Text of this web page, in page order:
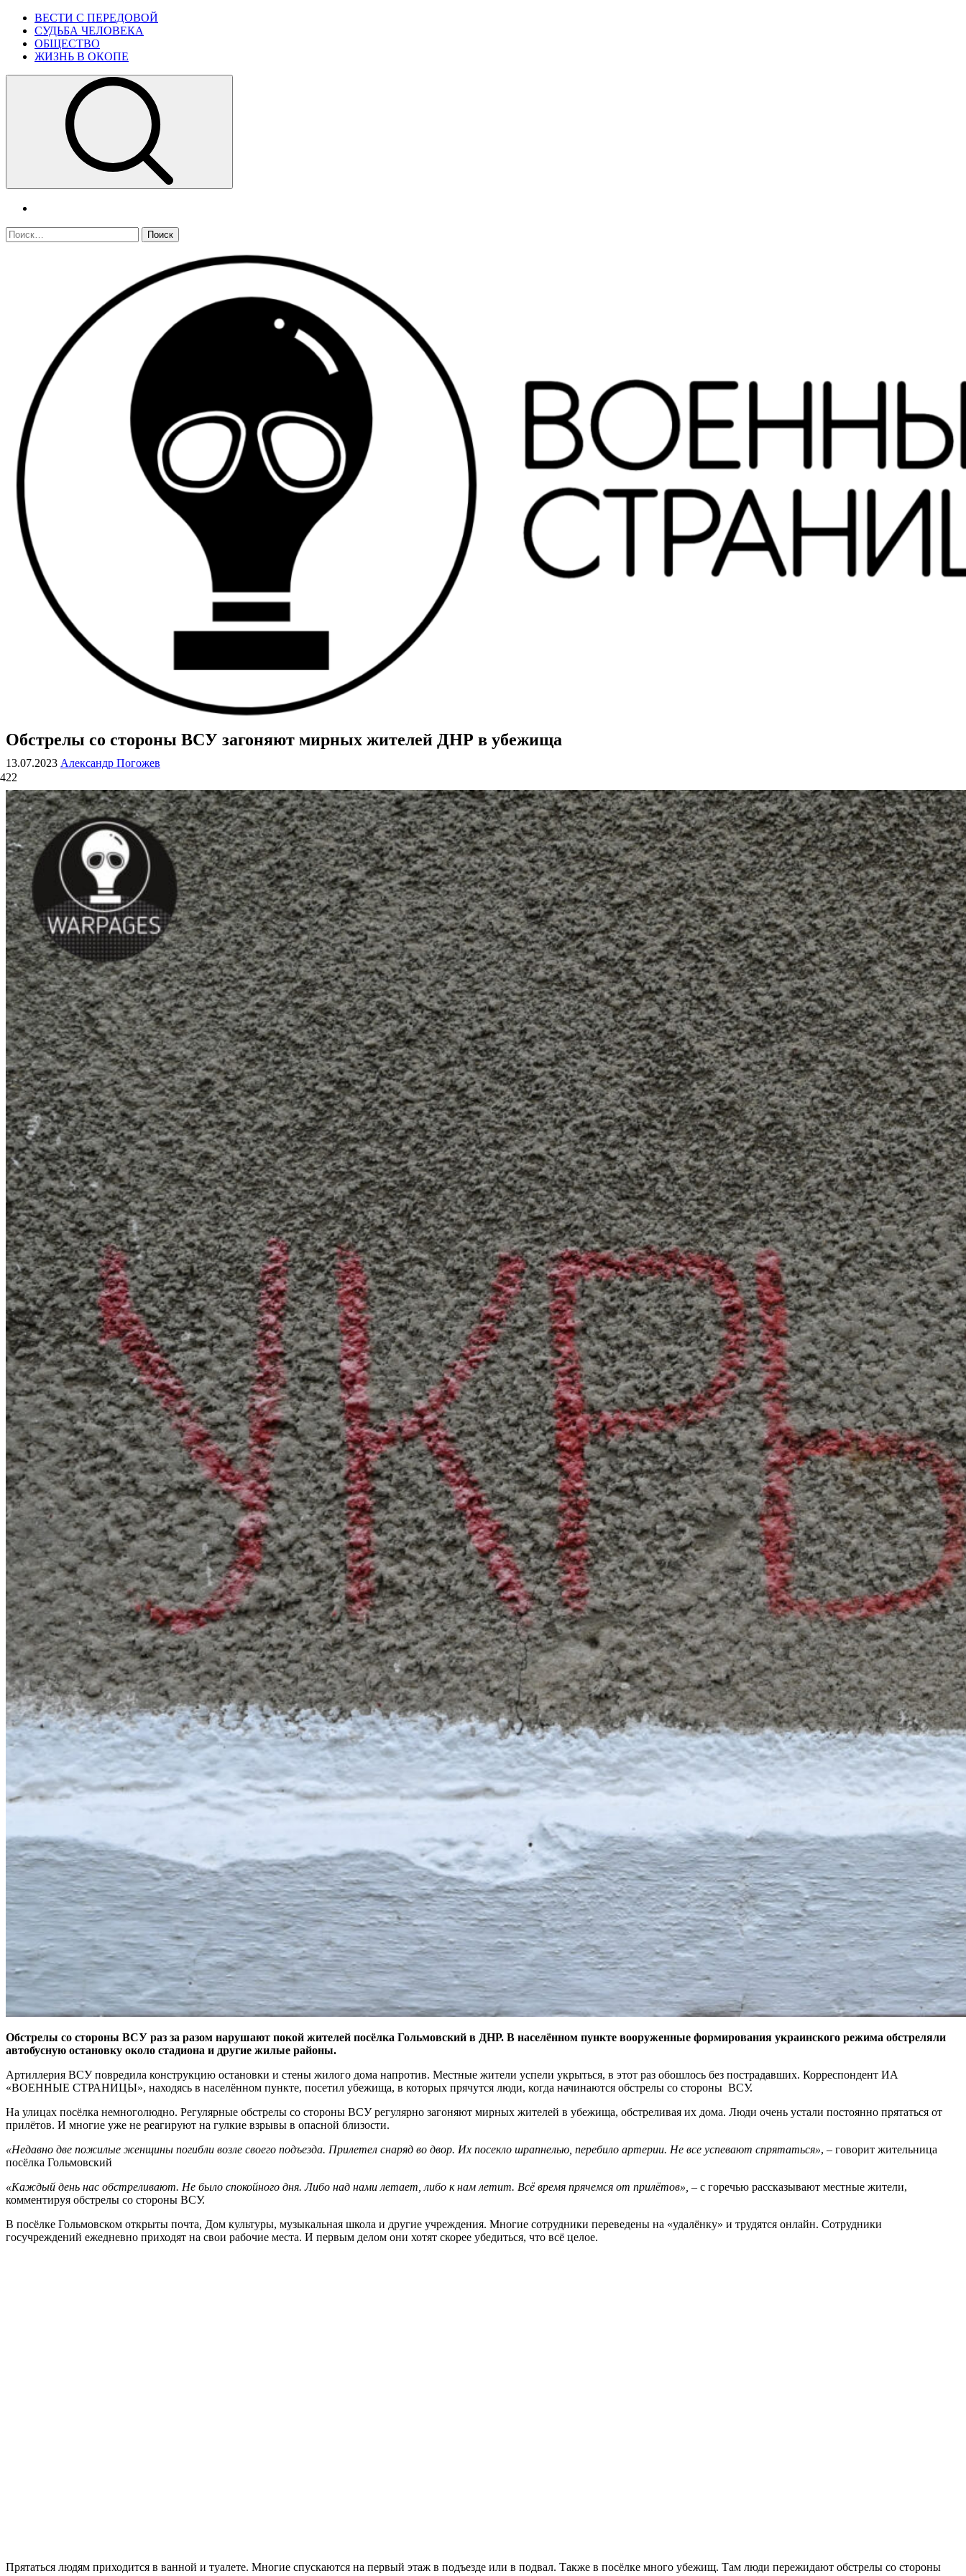
Skip
content
Primary
Menu
ВЕСТИ С ПЕРЕДОВОЙ
СУДЬБА ЧЕЛОВЕКА
ОБЩЕСТВО
ЖИЗНЬ В ОКОПЕ
Найти:
ВОЕННЫЕ СТРАНИЦЫ
СТАТЬИ ВОЕННОЙ ТЕМАТИКИ
Обстрелы со стороны ВСУ загоняют мирных жителей ДНР в убежища
13.07.2023 Александр Погожев
422
Обстрелы со стороны ВСУ раз за разом нарушают покой жителей посёлка Гольмовский в ДНР. В населённом пункте вооруженные формирования украинского режима обстреляли
автобусную остановку около стадиона и другие жилые районы.
Артиллерия ВСУ повредила конструкцию остановки и стены жилого дома напротив. Местные жители успели укрыться, в этот раз обошлось без пострадавших. Корреспондент ИА
«ВОЕННЫЕ СТРАНИЦЫ», находясь в населённом пункте, посетил убежища, в которых прячутся люди, когда начинаются обстрелы со стороны ВСУ.
На улицах посёлка немноголюдно. Регулярные обстрелы со стороны ВСУ регулярно загоняют мирных жителей в убежища, обстреливая их дома. Люди очень устали постоянно прятаться от
прилётов. И многие уже не реагируют на гулкие взрывы в опасной близости.
«Недавно две пожилые женщины погибли возле своего подъезда. Прилетел снаряд во двор. Их посекло шрапнелью, перебило артерии. Не все успевают спрятаться», – говорит жительница
посёлка Гольмовский
«Каждый день нас обстреливают. Не было спокойного дня. Либо над нами летает, либо к нам летит. Всё время прячемся от прилётов», – с горечью рассказывают местные жители,
комментируя обстрелы со стороны ВСУ.
В посёлке Гольмовском открыты почта, Дом культуры, музыкальная школа и другие учреждения. Многие сотрудники переведены на «удалёнку» и трудятся онлайн. Сотрудники
госучреждений ежедневно приходят на свои рабочие места. И первым делом они хотят скорее убедиться, что всё целое.
Прятаться людям приходится в ванной и туалете. Многие спускаются на первый этаж в подъезде или в подвал. Также в посёлке много убежищ. Там люди пережидают обстрелы со стороны